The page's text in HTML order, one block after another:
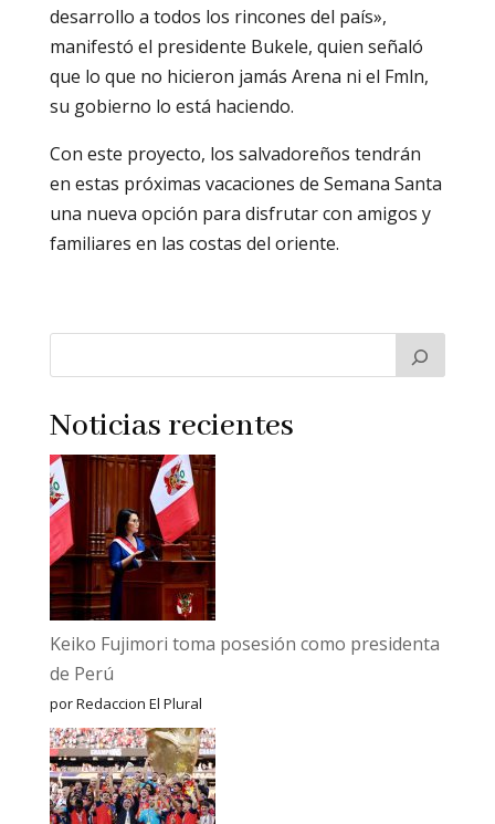
desarrollo a todos los rincones del país»,
manifestó el presidente Bukele, quien señaló
que lo que no hicieron jamás Arena ni el Fmln,
su gobierno lo está haciendo.
Con este proyecto, los salvadoreños tendrán
en estas próximas vacaciones de Semana Santa
una nueva opción para disfrutar con amigos y
familiares en las costas del oriente.
Noticias recientes
Keiko Fujimori toma posesión como presidenta
de Perú
por Redaccion El Plural